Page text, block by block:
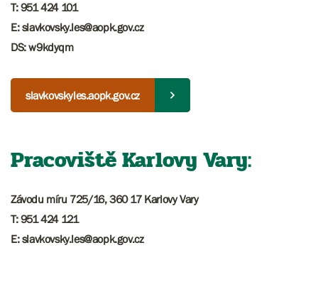
T: 951 424 101
E: slavkovsky.les@aopk.gov.cz
DS: w9kdyqm
slavkovskyles.aopk.gov.cz
Pracoviště Karlovy Vary:
Závodu míru 725/16, 360 17 Karlovy Vary
T: 951 424 121
E: slavkovsky.les@aopk.gov.cz